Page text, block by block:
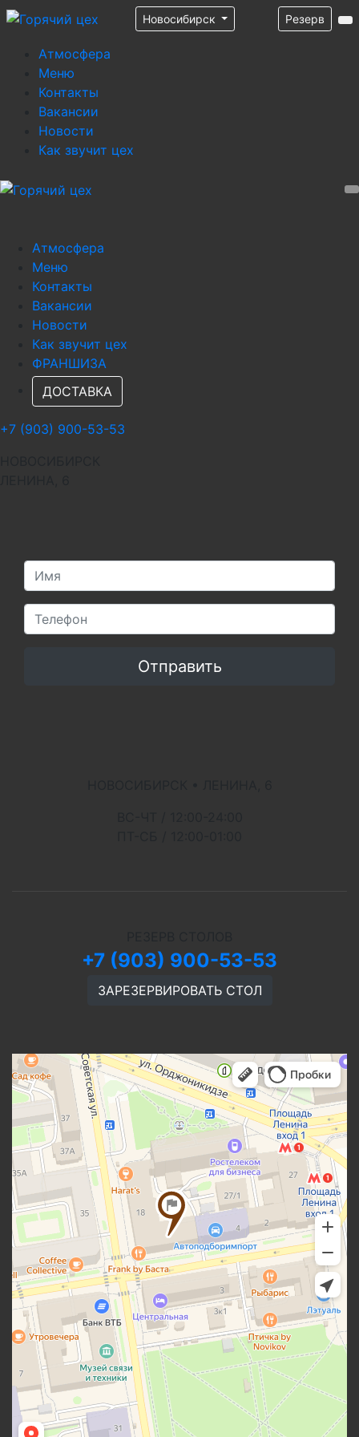
Новосибирск Резерв
Атмосфера
Меню
Контакты
Вакансии
Новости
Как звучит цех
Атмосфера
Меню
Контакты
Вакансии
Новости
Как звучит цех
ФРАНШИЗА
ДОСТАВКА
+7 (903) 900-53-53
+7 (903) 900-53-53
ЗАРЕЗЕРВИРОВАТЬ СТОЛ